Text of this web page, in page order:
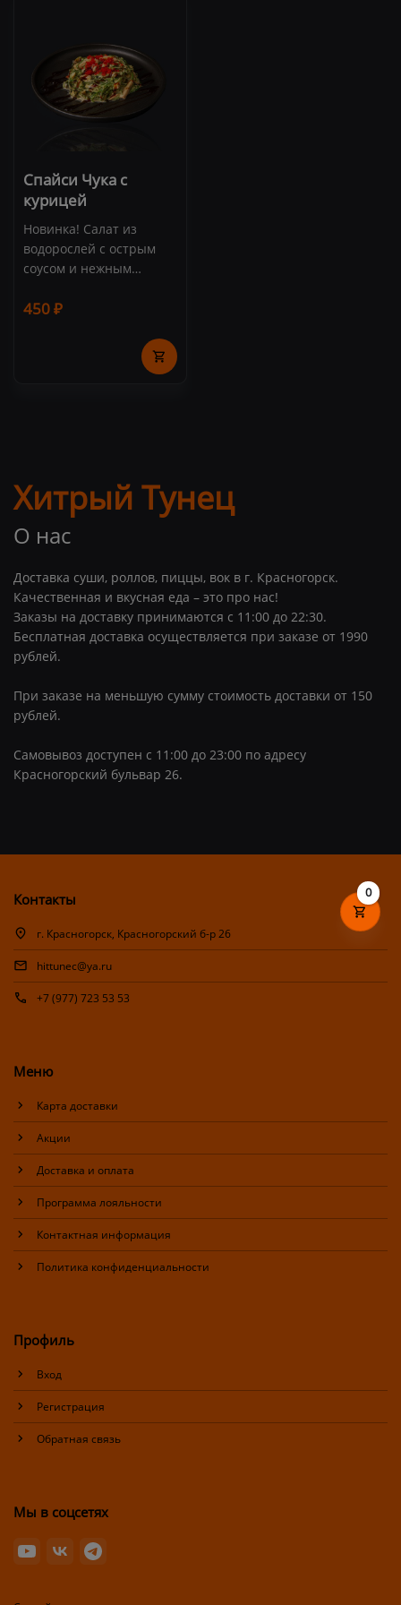
Спайси Чука с
курицей
Новинка! Салат из
водорослей с острым
соусом и нежным
водоросли "Чука",
"Терияки", икра масаго.
450 ₽
Хитрый Тунец
О нас
Доставка суши, роллов, пиццы, вок в г. Красногорск.
Качественная и вкусная еда – это про нас!
Заказы на доставку принимаются с 11:00 до 22:30.
Бесплатная доставка осуществляется при заказе от 1990
рублей.
При заказе на меньшую сумму стоимость доставки от 150
рублей.
Самовывоз доступен с 11:00 до 23:00 по адресу
Красногорский бульвар 26.
Контакты
г. Красногорск, Красногорский б-р 26
hittunec@ya.ru
+7 (977) 723 53 53
Меню
Карта доставки
Акции
Доставка и оплата
Программа лояльности
Контактная информация
Политика конфиденциальности
Профиль
Вход
Регистрация
Обратная связь
Мы в соцсетях
0